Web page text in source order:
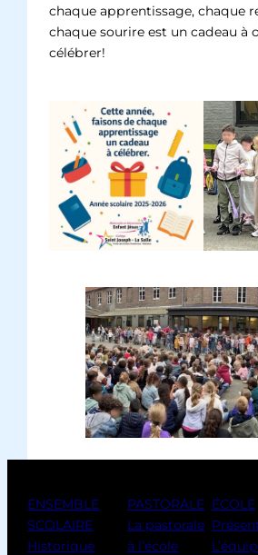
chaque apprentissage, chaque
chaque sourire est un cadeau à
célébrer!
ENSEMBLE
SCOLAIRE
Historique
PASTORALE
La pastorale
à l’école
ÉCOLE